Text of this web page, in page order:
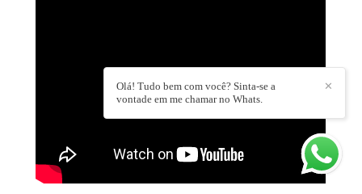
✕
Olá! Tudo bem com você? Sinta-se a
vontade em me chamar no Whats.